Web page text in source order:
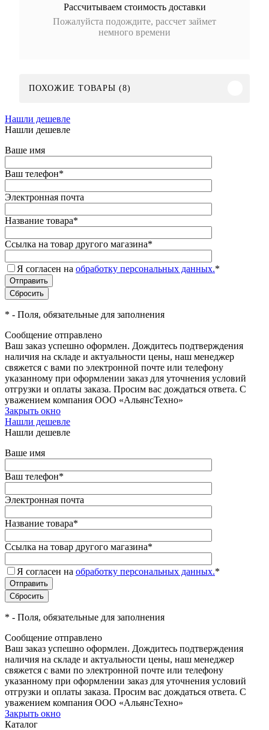
Рассчитываем стоимость доставки
Пожалуйста подождите, рассчет займет
немного времени
ПОХОЖИЕ ТОВАРЫ (8)
Нашли дешевле
Нашли дешевле
Ваше имя
Ваш телефон*
Электронная почта
Название товара*
Ссылка на товар другого магазина*
Я согласен на обработку персональных данных.*
* - Поля, обязательные для заполнения
Сообщение отправлено
Ваш заказ успешно оформлен. Дождитесь подтверждения
наличия на складе и актуальности цены, наш менеджер
свяжется с вами по электронной почте или телефону
указанному при оформлении заказ для уточнения условий
отгрузки и оплаты заказа. Просим вас дождаться ответа. С
уважением компания ООО «АльянсТехно»
Закрыть окно
Нашли дешевле
Нашли дешевле
Ваше имя
Ваш телефон*
Электронная почта
Название товара*
Ссылка на товар другого магазина*
Я согласен на обработку персональных данных.*
* - Поля, обязательные для заполнения
Сообщение отправлено
Ваш заказ успешно оформлен. Дождитесь подтверждения
наличия на складе и актуальности цены, наш менеджер
свяжется с вами по электронной почте или телефону
указанному при оформлении заказ для уточнения условий
отгрузки и оплаты заказа. Просим вас дождаться ответа. С
уважением компания ООО «АльянсТехно»
Закрыть окно
Каталог